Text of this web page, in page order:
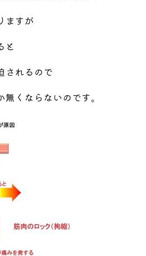
ますが
と
されるので
くならないのです。